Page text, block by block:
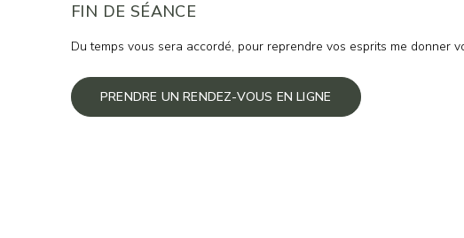
FIN DE SÉANCE
Du temps vous sera accordé, pour reprendre vos esprits me donner
PRENDRE UN RENDEZ-VOUS EN LIGNE